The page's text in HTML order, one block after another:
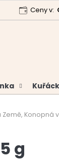
Analýzy
Ceny v:
Země, Konopná
g